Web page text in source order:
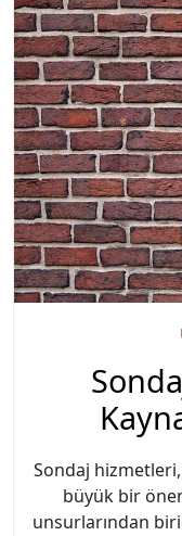
Sondaj hizmetleri,
büyük bir
unsurlarından